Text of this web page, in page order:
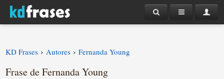
KD Frases › Autores › Fernanda Young
Frase de Fernanda Young